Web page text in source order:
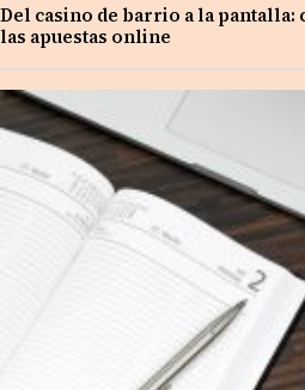
Del casino de barrio a la pantalla:
las apuestas online